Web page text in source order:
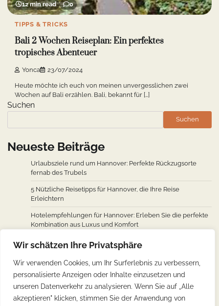
Wir schätzen Ihre Privatsphäre
Wir verwenden Cookies, um Ihr Surferlebnis zu verbessern,
personalisierte Anzeigen oder Inhalte einzusetzen und
unseren Datenverkehr zu analysieren. Wenn Sie auf „Alle
akzeptieren" klicken, stimmen Sie der Anwendung von
12 min read 0
TIPPS & TRICKS
Bali 2 Wochen Reiseplan: Ein perfektes
tropisches Abenteuer
Yonca 23/07/2024
Heute möchte ich euch von meinen unvergesslichen zwei
Wochen auf Bali erzählen. Bali, bekannt für […]
Suchen
Suchen
Neueste Beiträge
Urlaubsziele rund um Hannover: Perfekte Rückzugsorte
fernab des Trubels
5 Nützliche Reisetipps für Hannover, die Ihre Reise
Erleichtern
Hotelempfehlungen für Hannover: Erleben Sie die perfekte
Kombination aus Luxus und Komfort
Wie man von den wichtigsten Städten weltweit nach
Hannover fliegt: Ein Überblick über Flugverbindungen
Hannovers kulinarische Reise: Unverzichtbare traditionelle
deutsche Köstlichkeiten